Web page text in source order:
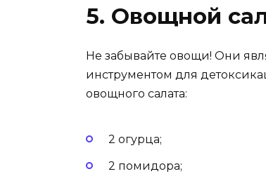
5. Овощной
Не забывайте овощи! Они
инструментом для
овощного салата:
2 огурца;
2 помидора;